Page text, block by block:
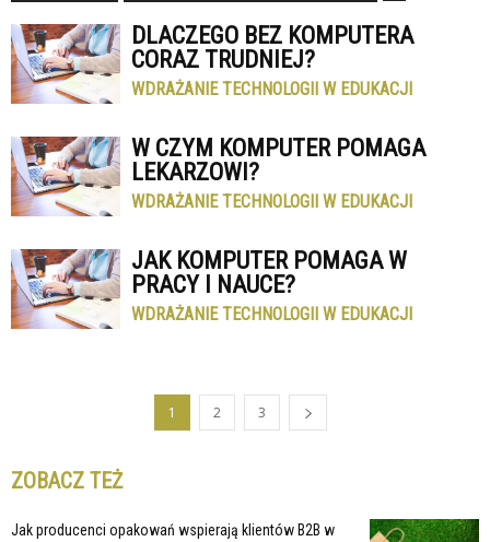
DLACZEGO BEZ KOMPUTERA
CORAZ TRUDNIEJ?
WDRAŻANIE TECHNOLOGII W EDUKACJI
W CZYM KOMPUTER POMAGA
LEKARZOWI?
WDRAŻANIE TECHNOLOGII W EDUKACJI
JAK KOMPUTER POMAGA W
PRACY I NAUCE?
WDRAŻANIE TECHNOLOGII W EDUKACJI
1 2 3
ZOBACZ TEŻ
Jak producenci opakowań wspierają klientów B2B w